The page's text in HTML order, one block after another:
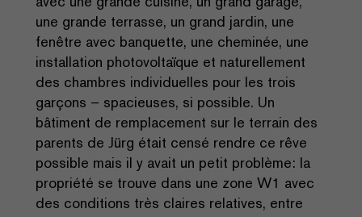
une grande terrasse, un grand jardin, une
fenêtre avec banquette, une cheminée, une
installation photovoltaïque et naturellement
des chambres individuelles pour les trois
garçons – spacieuses, si possible. Un
bâtiment de remplacement sur le terrain des
parents de Jürg était censé rendre ce rêve
possible mais il y avait un petit problème: la
propriété se trouve dans une zone W1 avec
des conditions très claires relatives, entre